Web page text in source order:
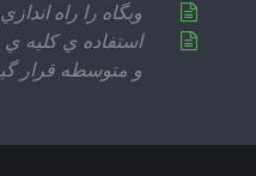
وبگاه را راه
استفاده ي كليه ي
و متوسطه قرار